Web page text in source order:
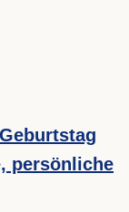
persönliche